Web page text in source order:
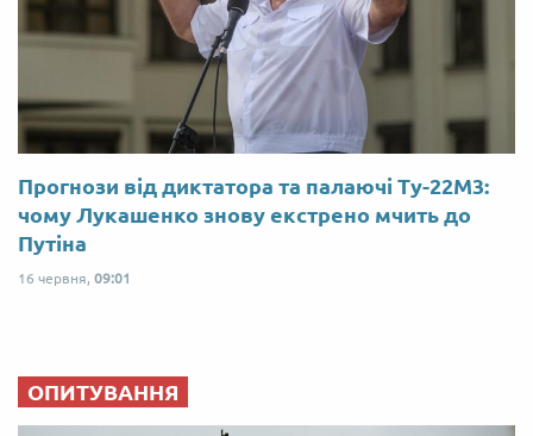
Прогнози від диктатора та палаючі Ту-22М3:
чому Лукашенко знову екстрено мчить до
Путіна
16 червня, 09:01
ОПИТУВАННЯ